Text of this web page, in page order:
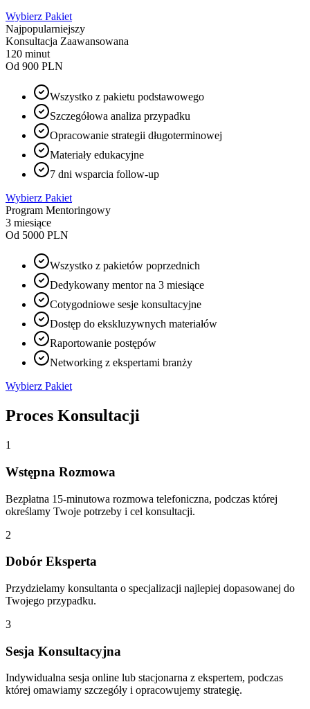
Wybierz Pakiet
Najpopularniejszy
Konsultacja Zaawansowana
120 minut
Od 900 PLN
Wszystko z pakietu podstawowego
Szczegółowa analiza przypadku
Opracowanie strategii długoterminowej
Materiały edukacyjne
7 dni wsparcia follow-up
Wybierz Pakiet
Program Mentoringowy
3 miesiące
Od 5000 PLN
Wszystko z pakietów poprzednich
Dedykowany mentor na 3 miesiące
Cotygodniowe sesje konsultacyjne
Dostęp do ekskluzywnych materiałów
Raportowanie postępów
Networking z ekspertami branży
Wybierz Pakiet
Proces Konsultacji
1
Wstępna Rozmowa
Bezpłatna 15-minutowa rozmowa telefoniczna, podczas której
określamy Twoje potrzeby i cel konsultacji.
2
Dobór Eksperta
Przydzielamy konsultanta o specjalizacji najlepiej dopasowanej do
Twojego przypadku.
3
Sesja Konsultacyjna
Indywidualna sesja online lub stacjonarna z ekspertem, podczas
której omawiamy szczegóły i opracowujemy strategię.